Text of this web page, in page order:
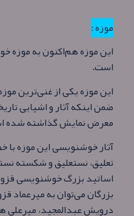
موزه :
این موزه هم‌اکنون به
است.
این موزه یکی از غنی‌ترین
ضمن اینکه آثار و اشیایی
معرض نمایش گذاشته شده
آثار خوشنویسی این موزه با
تعلیق، نستعلیق و شکسته
اساتید بزرگ خوشنویسی
بزرگان می‌توان به میرعماد
درویش عبدالمجید، میرعلی